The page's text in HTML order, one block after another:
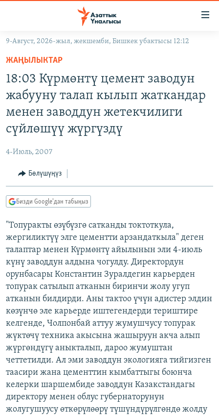
Навигацияга
өтүңүз
салыңызКЫРГЫЗСТАН
ЭКОНОМИКА
ДҮЙНӨ
БОРБОР АЗИЯ
УКРАИНА
АТАЙЫН ИЛИКТӨӨ
ЭКСПЕРТТЕР ТАЛДАЙТ
БИЗ ЖАНА ДҮЙНӨ
ЭЖЕ-СИҢДИЛЕР
АЗАТТЫК+
ЫҢГАЙСЫЗ СУРООЛОР
ПОДКАСТ
ӨЗГӨЧӨ ПИКИР
Русский
ОНЛАЙН ШЕРИНЕ
ЭЕ/АРнун бардык сайттары
9-Август, 2026-жыл, жекшемби, Бишкек убактысы 12:12
ЖАҢЫЛЫКТАР
18:03 Күрмөнтү цемент заводун
жабууну талап кылып жаткандар
менен заводдун жетекчилиги
сүйлөшүү жүргүздү
4-Июль, 2007
Бөлүшүңүз
Бизди Google'дан табыңыз
"Топуракты өзүбүзгө сатканды токтоткула,
жергиликтүү элге цементти арзандаткыла" деген
талаптар менен Күрмөнтү айылынын эли 4-июль
күнү заводдун алдына чогулду. Директордун
орунбасары Константин Зуралдегин карьерден
топурак сатылып атканын биринчи жолу угуп
атканын билдирди. Аны тактоо үчүн адистер элдин
көзүнчө эле карьерде иштегендерди териштире
келгенде, Чолпонбай аттуу жумушчусу топурак
жүктөчү техника акысына жашыруун акча алып
жүргөндүгү аныкталып, дароо жумуштан
четтетилди. Ал эми заводдун экологияга тийгизген
таасири жана цементтин кымбаттыгы боюнча
келерки шаршембиде заводдун Казакстандагы
директору менен облус губернаторунун
жолугушуусу өткөрүлөөрү түшүндүрүлгөндө жолду